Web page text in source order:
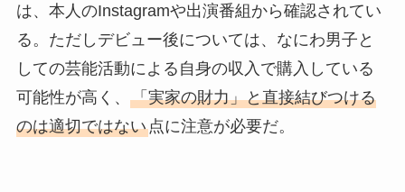
は、本人のInstagramや出演番組から確認されてい
る。ただしデビュー後については、なにわ男子と
しての芸能活動による自身の収入で購入している
可能性が高く、 「実家の財力」と直接結びつける
のは適切ではない点に注意が必要だ。